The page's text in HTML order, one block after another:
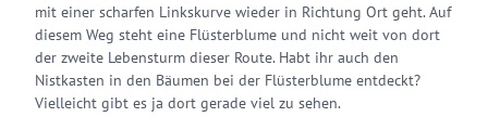
mit einer scharfen Linkskurve wieder in Richtung Ort geht. Auf
diesem Weg steht eine Flüsterblume und nicht weit von dort
der zweite Lebensturm dieser Route. Habt ihr auch den
Nistkasten in den Bäumen bei der Flüsterblume entdeckt?
Vielleicht gibt es ja dort gerade viel zu sehen.